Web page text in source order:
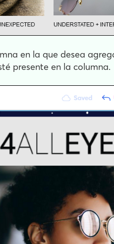
en la que desea
presente en la columna.